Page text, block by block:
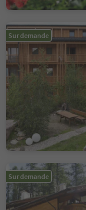
Sur demande
Sur demande